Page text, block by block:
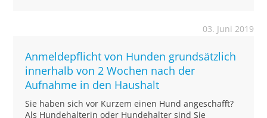
03. Juni 2019
Anmeldepflicht von Hunden grundsätzlich
innerhalb von 2 Wochen nach der
Aufnahme in den Haushalt
Sie haben sich vor Kurzem einen Hund angeschafft?
Als Hundehalterin oder Hundehalter sind Sie